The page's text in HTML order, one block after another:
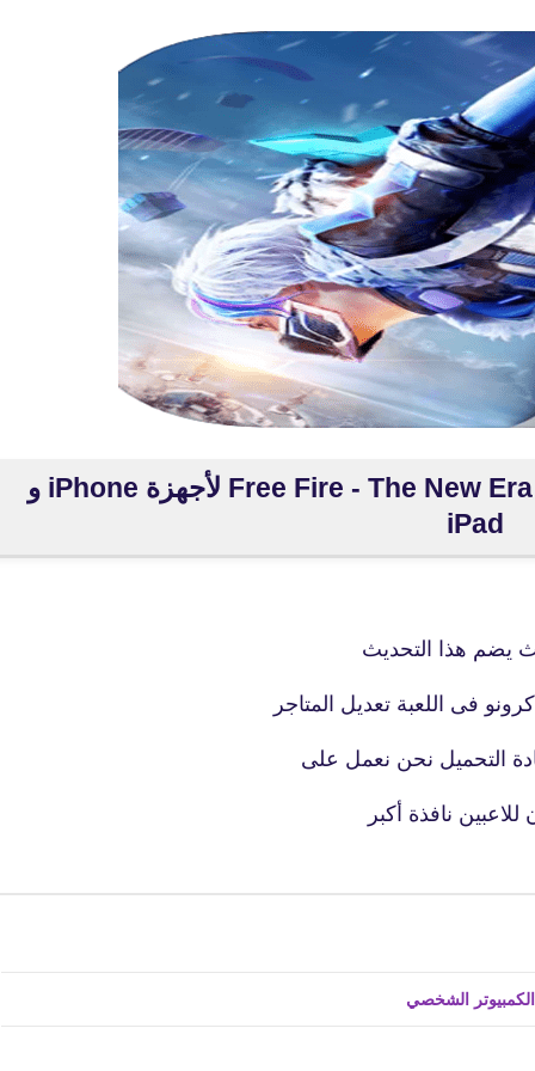
تحميل قارينا فري فاير: عصر جديد Free Fire - The New Era لأجهزة iPhone و
iPad
فى اللعبة تعديل المتاجر
التحميل نحن نعمل على